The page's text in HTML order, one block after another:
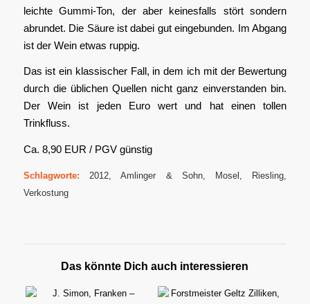
leichte Gummi-Ton, der aber keinesfalls stört sondern
abrundet. Die Säure ist dabei gut eingebunden. Im Abgang
ist der Wein etwas ruppig.
Das ist ein klassischer Fall, in dem ich mit der Bewertung
durch die üblichen Quellen nicht ganz einverstanden bin.
Der Wein ist jeden Euro wert und hat einen tollen
Trinkfluss.
Ca. 8,90 EUR / PGV günstig
Schlagworte: 2012,Amlinger & Sohn, Mosel Riesling
Verkostung
Das könnte Dich auch interessieren